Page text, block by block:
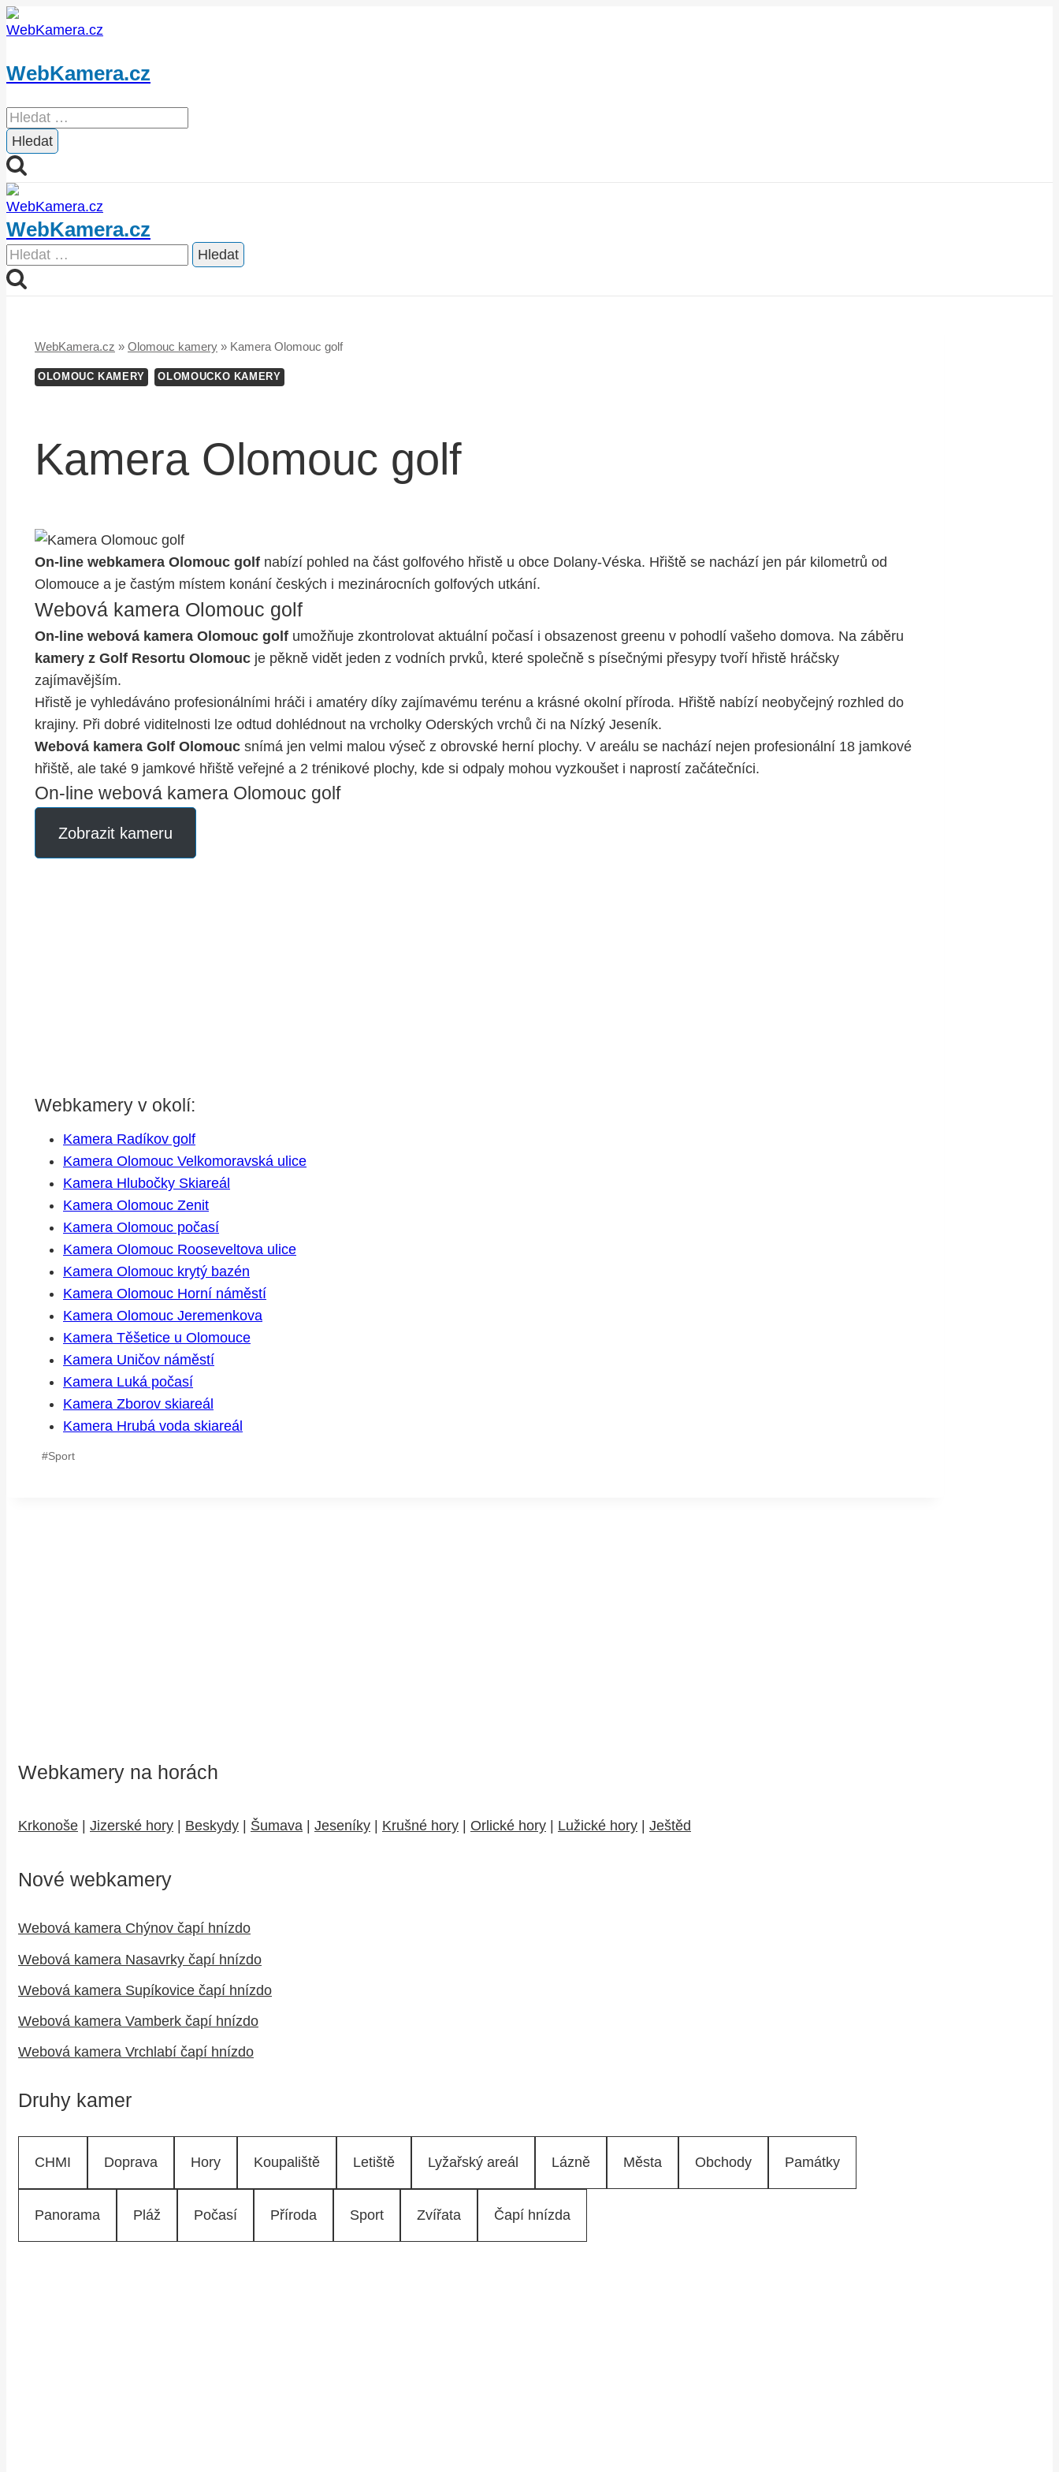
Přeskočit
na
WebKamera.cz
Vyhledávání
WebKamera.cz
Vyhledávání
WebKamera.cz » Olomouc kamery » Kamera Olomouc golf
OLOMOUC KAMERY OLOMOUCKO KAMERY
Kamera Olomouc golf
On-line webkamera Olomouc golf nabízí pohled na část golfového hřistě u obce Dolany-Véska. Hřiště se nachází jen pár kilometrů od
Olomouce a je častým místem konání českých i mezinárocních golfových utkání.
Webová kamera Olomouc golf
On-line webová kamera Olomouc golf umožňuje zkontrolovat aktuální počasí i obsazenost greenu v pohodlí vašeho domova. Na záběru
kamery z Golf Resortu Olomouc je pěkně vidět jeden z vodních prvků, které společně s písečnými přesypy tvoří hřistě hráčsky
zajímavějším.
Hřistě je vyhledáváno profesionálními hráči i amatéry díky zajímavému terénu a krásné okolní příroda. Hřiště nabízí neobyčejný rozhled do
krajiny. Při dobré viditelnosti lze odtud dohlédnout na vrcholky Oderských vrchů či na Nízký Jeseník.
Webová kamera Golf Olomouc snímá jen velmi malou výseč z obrovské herní plochy. V areálu se nachází nejen profesionální 18 jamkové
hřiště, ale také 9 jamkové hřiště veřejné a 2 trénikové plochy, kde si odpaly mohou vyzkoušet i naprostí začátečníci.
On-line webová kamera Olomouc golf
Zobrazit kameru
Webkamery v okolí:
Kamera Radíkov golf
Kamera Olomouc Velkomoravská ulice
Kamera Hlubočky Skiareál
Kamera Olomouc Zenit
Kamera Olomouc počasí
Kamera Olomouc Rooseveltova ulice
Kamera Olomouc krytý bazén
Kamera Olomouc Horní náměstí
Kamera Olomouc Jeremenkova
Kamera Těšetice u Olomouce
Kamera Uničov náměstí
Kamera Luká počasí
Kamera Zborov skiareál
Kamera Hrubá voda skiareál
#Sport
Webkamery na horách
Krkonoše Jizerské hory Beskydy Šumava Jeseníky Krušné hory Orlické hory Lužické hory Ještěd
Nové webkamery
Webová kamera Chýnov čapí hnízdo
Webová kamera Nasavrky čapí hnízdo
Webová kamera Supíkovice čapí hnízdo
Webová kamera Vamberk čapí hnízdo
Webová kamera Vrchlabí čapí hnízdo
Druhy kamer
CHMI Doprava Hory Koupaliště Letiště Lyžařský areál Lázně Města Obchody Památky
Panorama Pláž Počasí Příroda Sport Zvířata Čapí hnízda